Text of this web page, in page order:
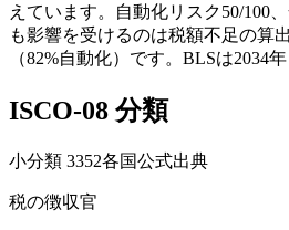
えています。自動化リスク50/100
も影響を受けるのは税額不足の算
（82%自動化）です。BLSは2034
ISCO-08 分類
小分類 3352各国公式出典
税の徴収官